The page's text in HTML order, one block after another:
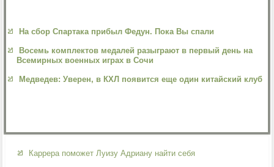
На сбор Спартака прибыл Федун. Пока Вы спали
Восемь комплектов медалей разыграют в первый день на
Всемирных военных играх в Сочи
Медведев: Уверен, в КХЛ появится еще один китайский клуб
Каррера поможет Луизу Адриану найти себя